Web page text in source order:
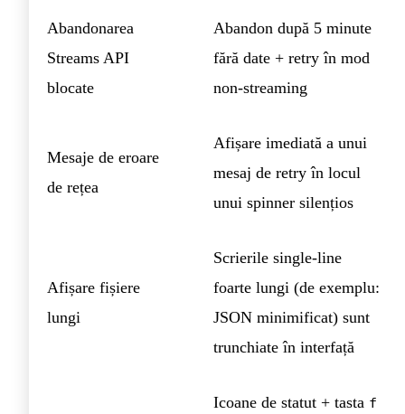
Abandonarea
Streams API
blocate
Abandon după 5 minute
fără date + retry în mod
non-streaming
Mesaje de eroare
de rețea
Afișare imediată a unui
mesaj de retry în locul
unui spinner silențios
Afișare fișiere
lungi
Scrierile single-line
foarte lungi (de exemplu:
JSON minimificat) sunt
trunchiate în interfață
Icoane de statut + tasta f